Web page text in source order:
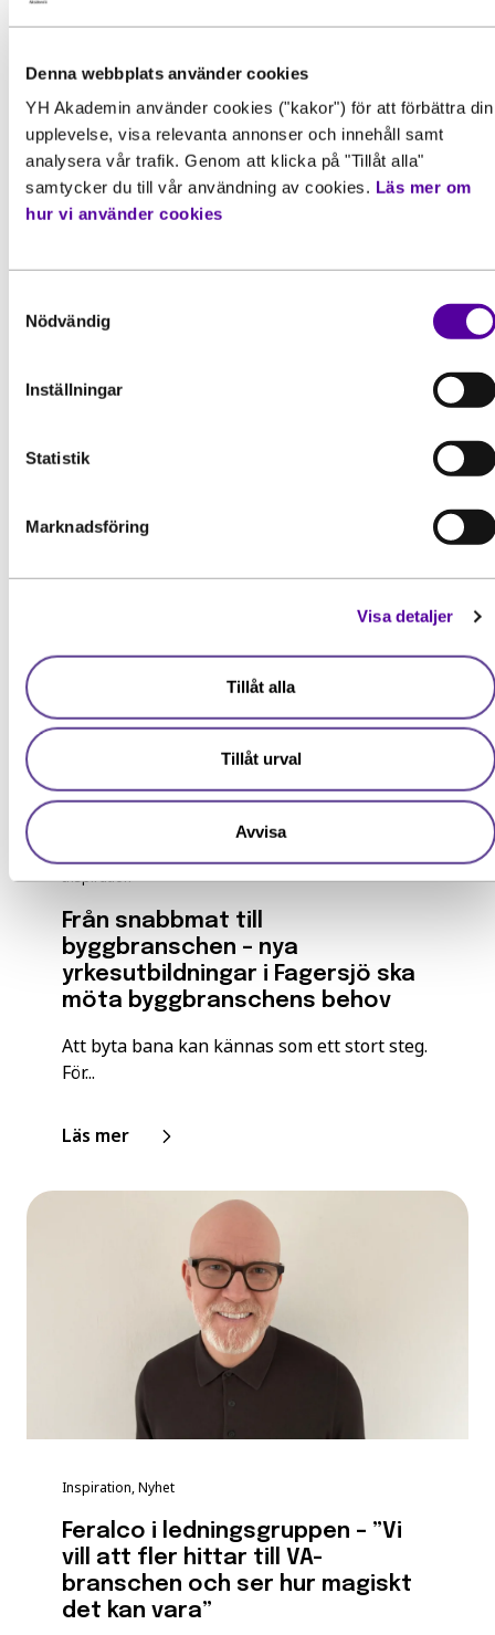
Denna webbplats använder cookies
YH Akademin använder cookies ("kakor") för att förbättra din
upplevelse, visa relevanta annonser och innehåll samt
analysera vår trafik. Genom att klicka på "Tillåt alla"
samtycker du till vår användning av cookies. Läs mer om
hur vi använder cookies
Nödvändig
Inställningar
Statistik
Marknadsföring
Visa detaljer
Tillåt alla
Tillåt urval
Avvisa
“Efter 20 år i branschen vill jag
har haft rollen...
Läs mer
Inspiration
Från snabbmat till
byggbranschen – nya
yrkesutbildningar i Fagersjö ska
möta byggbranschens behov
Att byta bana kan kännas som ett stort steg.
För...
Läs mer
Inspiration, Nyhet
Feralco i ledningsgruppen – ”Vi
vill att fler hittar till VA-
branschen och ser hur magiskt
det kan vara”